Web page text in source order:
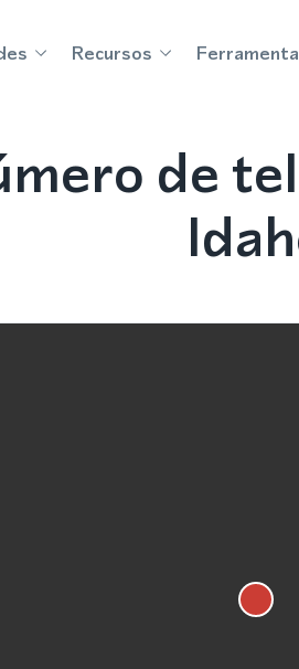
Recursos
de